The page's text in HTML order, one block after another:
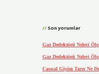
Son yorumlar
Gaz Dedektörü Neleri
Gaz Dedektörü Neleri
Casual Giyim Tarzı Ne